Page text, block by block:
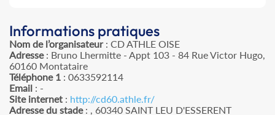
Informations pratiques
Nom de l’organisateur: CD ATHLE OISE
Adresse: Bruno Lhermitte - Appt 103 - 84 Rue Victor Hugo,
60160 Montataire
Téléphone 1 : 0633592114
Email : -
Site internet : http://cd60.athle.fr/
Adresse du stade: , 60340 SAINT LEU D'ESSERENT